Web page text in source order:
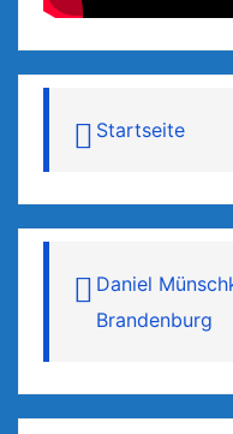
Startseite
Daniel
Brandenburg